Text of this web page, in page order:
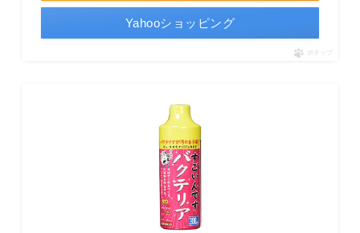
Yahooショッピング
ポチップ